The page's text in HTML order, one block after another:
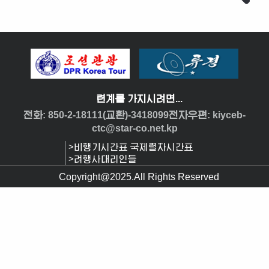
련계를 가지시려면...
전화: 850-2-18111(교환)-3418099전자우편: kiyceb-
ctc@star-co.net.kp
>비행기시간표 국제렬차시간표
>려행사대리인들
Copyright@2025.All Rights Reserved